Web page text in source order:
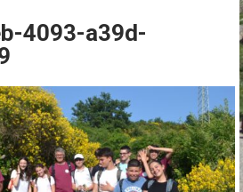
4093-a39d-